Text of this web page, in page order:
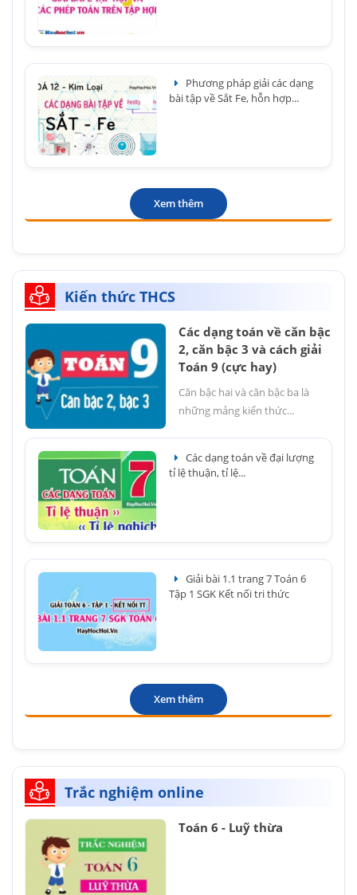
Phương pháp giải các dạng
bài tập về Sắt Fe, hỗn hợp...
Xem thêm
Kiến thức THCS
Các dạng toán về căn bậc
2, căn bậc 3 và cách giải
Toán 9 (cực hay)
Căn bậc hai và căn bậc ba là
những mảng kiến thức...
Các dạng toán về đại lượng
tỉ lệ thuận, tỉ lệ...
Giải bài 1.1 trang 7 Toán 6
Tập 1 SGK Kết nối tri thức
Xem thêm
Trắc nghiệm online
Toán 6 - Luỹ thừa